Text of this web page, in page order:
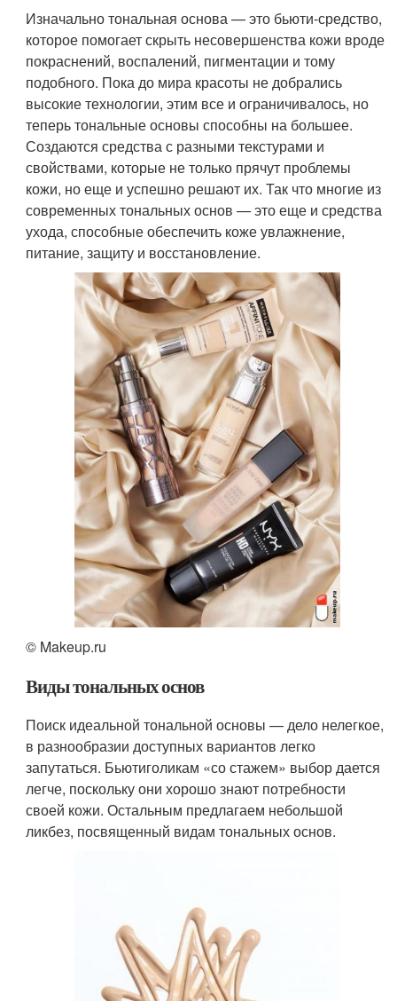
Изначально тональная основа — это бьюти-средство,
которое помогает скрыть несовершенства кожи вроде
покраснений, воспалений, пигментации и тому
подобного. Пока до мира красоты не добрались
высокие технологии, этим все и ограничивалось, но
теперь тональные основы способны на большее.
Создаются средства с разными текстурами и
свойствами, которые не только прячут проблемы
кожи, но еще и успешно решают их. Так что многие из
современных тональных основ — это еще и средства
ухода, способные обеспечить коже увлажнение,
питание, защиту и восстановление.
© Makeup.ru
Виды тональных основ
Поиск идеальной тональной основы — дело нелегкое,
в разнообразии доступных вариантов легко
запутаться. Бьютиголикам «со стажем» выбор дается
легче, поскольку они хорошо знают потребности
своей кожи. Остальным предлагаем небольшой
ликбез, посвященный видам тональных основ.